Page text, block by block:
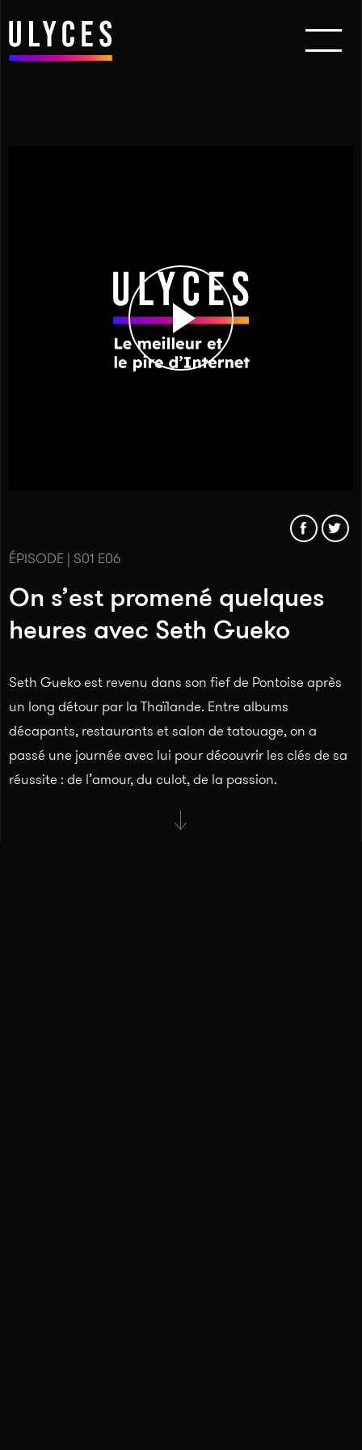
ÉPISODE | S01 E06
On s’est promené quelques
heures avec Seth Gueko
Seth Gueko est revenu dans son fief de Pontoise après
un long détour par la Thaïlande. Entre albums
décapants, restaurants et salon de tatouage, on a
passé une journée avec lui pour découvrir les clés de sa
réussite : de l’amour, du culot, de la passion.